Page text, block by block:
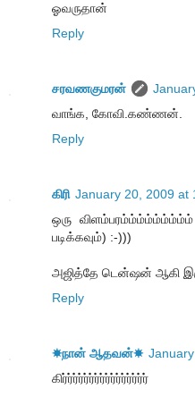
ஓவருதான்
Reply
சரவணகுமரன்
வாங்க, கோவி.கண்ணன்.
Reply
கிரி January 20, 2009 at
ஒரு
படிக்கவும்) :-)))
அஜித்தே டென்ஷன் ஆகி
Reply
☀நான் ஆதவன்☀
கிர்ர்ர்ர்ர்ர்ர்ர்ர்ர்ர்ர்ர்ர்ர்ர்